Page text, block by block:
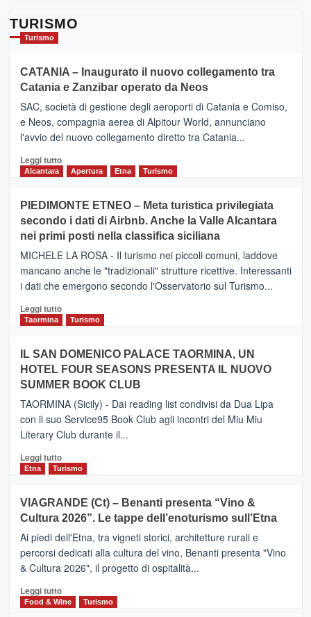
TURISMO
Turismo
CATANIA – Inaugurato il nuovo collegamento tra
Catania e Zanzibar operato da Neos
SAC, società di gestione degli aeroporti di Catania e Comiso,
e Neos, compagnia aerea di Alpitour World, annunciano
l'avvio del nuovo collegamento diretto tra Catania...
Leggi tuttoLeggi
CATANIA
–
Inaugurato
il
nuovo
collegamento
tra
e
Zanzibar
da
Neos
Alcantara Apertura Etna Turismo
PIEDIMONTE ETNEO – Meta turistica privilegiata
secondo i dati di Airbnb. Anche la Valle Alcantara
nei primi posti nella classifica siciliana
MICHELE LA ROSA - Il turismo nei piccoli comuni, laddove
mancano anche le "tradizionali" strutture ricettive. Interessanti
i dati che emergono secondo l'Osservatorio sul Turismo...
Leggi tuttoLeggi
PIEDIMONTE
ETNEO
–
Meta
turistica
privilegiata
secondo
dati
di
Anche
la
Alcantara
nei
primi
nella
classifica
Taormina Turismo
IL SAN DOMENICO PALACE TAORMINA, UN
HOTEL FOUR SEASONS PRESENTA IL NUOVO
SUMMER BOOK CLUB
TAORMINA (Sicily) - Dai reading list condivisi da Dua Lipa
con il suo Service95 Book Club agli incontri del Miu Miu
Literary Club durante il...
Leggi tuttoLeggi
di
IL
SAN
DOMENICO
PALACE
TAORMINA,
UN
HOTEL
FOUR
Etna Turismo
VIAGRANDE (Ct) – Benanti presenta “Vino &
Cultura 2026”. Le tappe dell’enoturismo sull’Etna
Ai piedi dell'Etna, tra vigneti storici, architetture rurali e
percorsi dedicati alla cultura del vino, Benanti presenta "Vino
& Cultura 2026", il progetto di ospitalità...
Leggi tuttoLeggi
di
Food & Wine Turismo